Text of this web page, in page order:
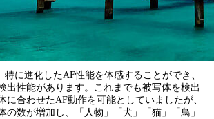
特に進化したAF性能を体感することができ、
出性能があります。これまでも被写体を検出
に合わせたAF動作を可能としていましたが、
の数が増加し、「人物」「犬」「猫」「鳥」